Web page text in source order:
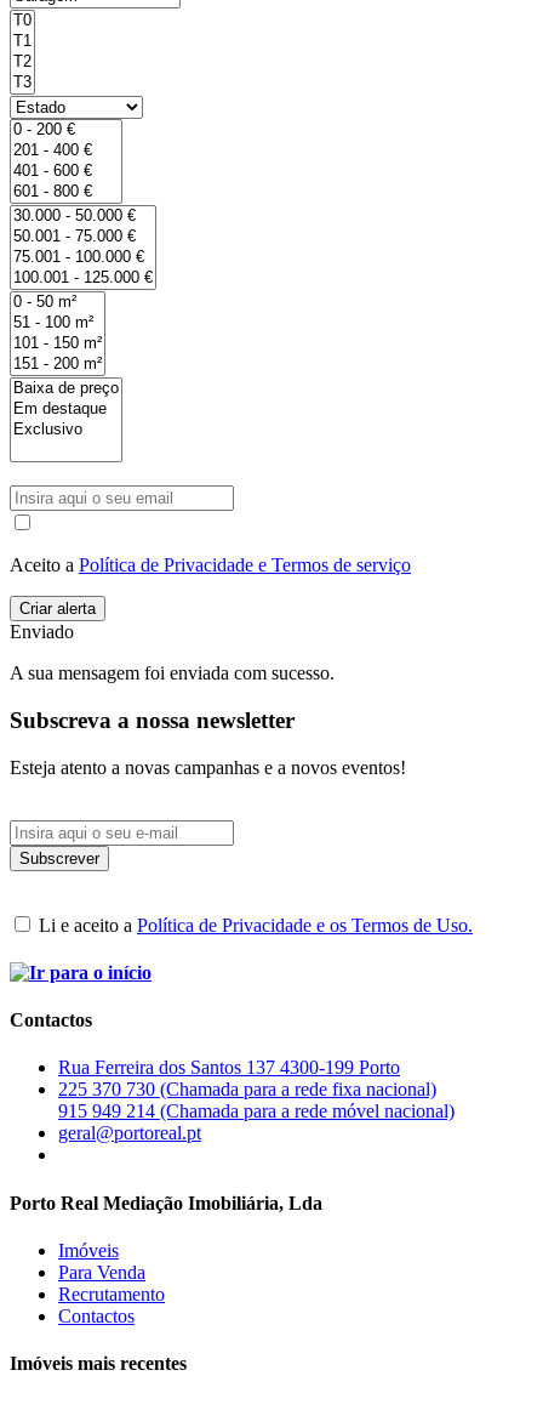
Aceito a Política de Privacidade e Termos de serviço
Enviado
A sua mensagem foi enviada com sucesso.
Subscreva a nossa newsletter
Esteja atento a novas campanhas e a novos eventos!
Li e aceito a Política de Privacidade e os Termos de Uso.
Contactos
Rua Ferreira dos Santos 137 4300-199 Porto
225 370 730 (Chamada para a rede fixa nacional)
915 949 214 (Chamada para a rede móvel nacional)
geral@portoreal.pt
Porto Real Mediação Imobiliária, Lda
Imóveis
Para Venda
Recrutamento
Contactos
Imóveis mais recentes